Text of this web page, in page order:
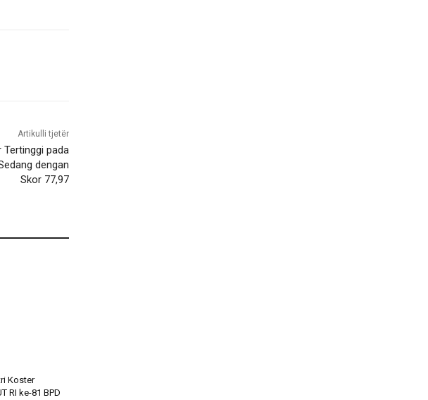
Artikulli tjetër
Tertinggi pada
dengan
Skor 77,97
Koster
RI ke-81 BPD